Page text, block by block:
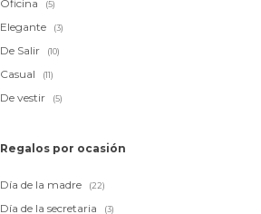
Oficina (5)
Elegante (3)
De Salir (10)
Casual (11)
De vestir (5)
Regalos por ocasión
Día de la madre (22)
Día de la secretaria (3)